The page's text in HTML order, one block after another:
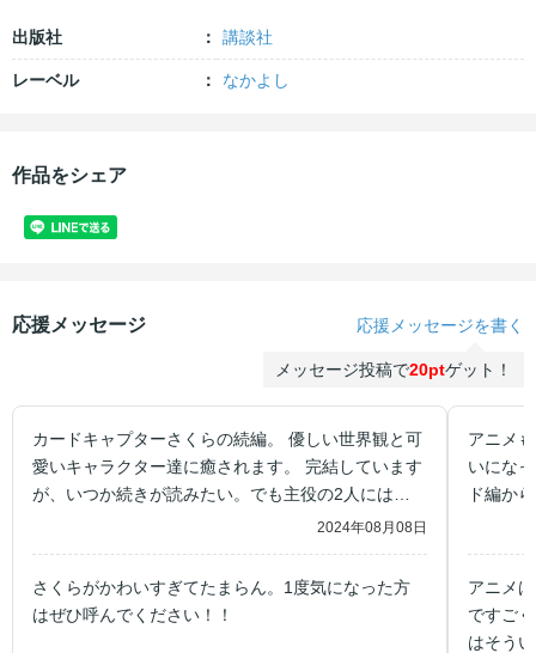
出版社 講談社
レーベル なかよし
作品をシェア
応援メッセージ 応援メッセージを書く
メッセージ投稿で20ptゲット！
カードキャプターさくらの続編。 優しい世界観と可
愛いキャラクター達に癒されます。 完結しています
が、いつか続きが読みたい。でも主役の2人には、
2024年08月08日
さくらがかわいすぎてたまらん。1度気になった方
はぜひ呼んでください！！
アニメ
いにな
ド編か
アニメ
ですご
はそう